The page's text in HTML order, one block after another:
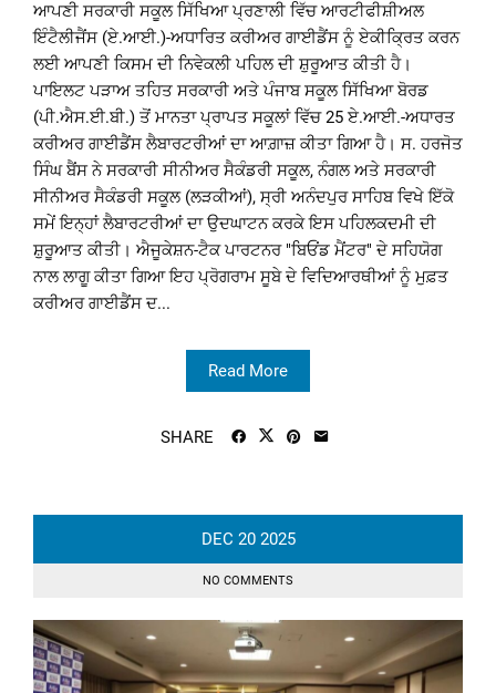
ਆਪਣੀ ਸਰਕਾਰੀ ਸਕੂਲ ਸਿੱਖਿਆ ਪ੍ਰਣਾਲੀ ਵਿੱਚ ਆਰਟੀਫੀਸ਼ੀਅਲ
ਇੰਟੈਲੀਜੈਂਸ (ਏ.ਆਈ.)-ਅਧਾਰਿਤ ਕਰੀਅਰ ਗਾਈਡੈਂਸ ਨੂੰ ਏਕੀਕ੍ਰਿਤ ਕਰਨ
ਲਈ ਆਪਣੀ ਕਿਸਮ ਦੀ ਨਿਵੇਕਲੀ ਪਹਿਲ ਦੀ ਸ਼ੁਰੂਆਤ ਕੀਤੀ ਹੈ।
ਪਾਇਲਟ ਪੜਾਅ ਤਹਿਤ ਸਰਕਾਰੀ ਅਤੇ ਪੰਜਾਬ ਸਕੂਲ ਸਿੱਖਿਆ ਬੋਰਡ
(ਪੀ.ਐਸ.ਈ.ਬੀ.) ਤੋਂ ਮਾਨਤਾ ਪ੍ਰਾਪਤ ਸਕੂਲਾਂ ਵਿੱਚ 25 ਏ.ਆਈ.-ਅਧਾਰਤ
ਕਰੀਅਰ ਗਾਈਡੈਂਸ ਲੈਬਾਰਟਰੀਆਂ ਦਾ ਆਗ਼ਾਜ਼ ਕੀਤਾ ਗਿਆ ਹੈ। ਸ. ਹਰਜੋਤ
ਸਿੰਘ ਬੈਂਸ ਨੇ ਸਰਕਾਰੀ ਸੀਨੀਅਰ ਸੈਕੰਡਰੀ ਸਕੂਲ, ਨੰਗਲ ਅਤੇ ਸਰਕਾਰੀ
ਸੀਨੀਅਰ ਸੈਕੰਡਰੀ ਸਕੂਲ (ਲੜਕੀਆਂ), ਸ੍ਰੀ ਅਨੰਦਪੁਰ ਸਾਹਿਬ ਵਿਖੇ ਇੱਕੋ
ਸਮੇਂ ਇਨ੍ਹਾਂ ਲੈਬਾਰਟਰੀਆਂ ਦਾ ਉਦਘਾਟਨ ਕਰਕੇ ਇਸ ਪਹਿਲਕਦਮੀ ਦੀ
ਸ਼ੁਰੂਆਤ ਕੀਤੀ। ਐਜੂਕੇਸ਼ਨ-ਟੈਕ ਪਾਰਟਨਰ "ਬਿਓਂਡ ਮੈਂਟਰ" ਦੇ ਸਹਿਯੋਗ
ਨਾਲ ਲਾਗੂ ਕੀਤਾ ਗਿਆ ਇਹ ਪ੍ਰੋਗਰਾਮ ਸੂਬੇ ਦੇ ਵਿਦਿਆਰਥੀਆਂ ਨੂੰ ਮੁਫ਼ਤ
ਕਰੀਅਰ ਗਾਈਡੈਂਸ ਦ...
Read More
SHARE
DEC 20 2025
NO COMMENTS